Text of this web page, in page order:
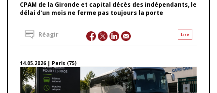
CPAM de la Gironde et capital décès des indépendants, le
délai d’un mois ne ferme pas toujours la porte
Lire
Réagir
14.05.2026 | Paris (75)